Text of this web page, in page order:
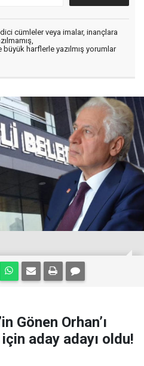
cümleler veya imalar, inançlara
harflerle yazılmış yorumlar
Gönen Orhan’ı
aday adayı oldu!